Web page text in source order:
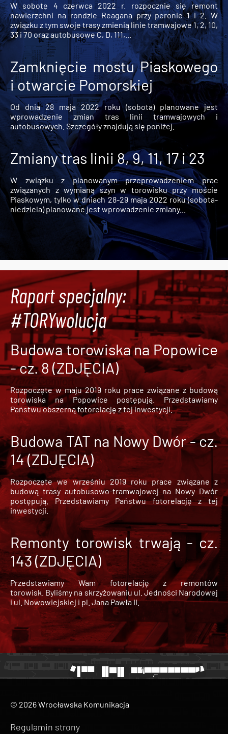
W sobotę 4 czerwca 2022 r. rozpocznie się remont
nawierzchni na rondzie Reagana przy peronie 1 i 2. W
związku z tym swoje trasy zmienią linie tramwajowe 1, 2, 10,
33 i 70 oraz autobusowe C, D, 111,...
Zamknięcie mostu Piaskowego
i otwarcie Pomorskiej
Od dnia 28 maja 2022 roku (sobota) planowane jest
wprowadzenie zmian tras linii tramwajowych i
autobusowych. Szczegóły znajdują się poniżej.
Zmiany tras linii 8, 9, 11, 17 i 23
W związku z planowanym przeprowadzeniem prac
związanych z wymianą szyn w torowisku przy moście
Piaskowym, tylko w dniach 28-29 maja 2022 roku (sobota-
niedziela) planowane jest wprowadzenie zmiany...
Raport specjalny:
#TORYwolucja
Budowa torowiska na Popowice
- cz. 8 (ZDJĘCIA)
Rozpoczęte w maju 2019 roku prace związane z budową
torowiska na Popowice
postępują. Przedstawiamy
Państwu obszerną fotorelację z tej inwestycji.
Budowa TAT na Nowy Dwór - cz.
14 (ZDJĘCIA)
Rozpoczęte we wrześniu 2019 roku prace związane z
budową trasy autobusowo-tramwajowej na Nowy Dwór
postępują. Przedstawiamy Państwu fotorelację z tej
inwestycji.
Remonty torowisk trwają - cz.
143 (ZDJĘCIA)
Przedstawiamy Wam fotorelację z remontów
torowisk. Byliśmy na skrzyżowaniu ul. Jedności Narodowej
i ul. Nowowiejskiej i pl. Jana Pawła II.
© 2026 Wrocławska Komunikacja
Regulamin strony